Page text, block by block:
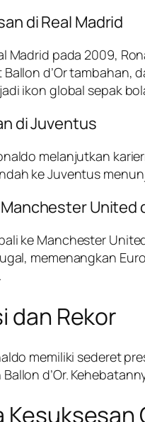
di Real Madrid
Madrid pada 2009,
d’Or tambahan,
ikon global sepak
di Juventus
melanjutkan
ke Juventus
United
ke Manchester
memenangkan
dan Rekor
memiliki sederet
d’Or.